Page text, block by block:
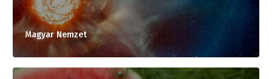
Magyar Nemzet